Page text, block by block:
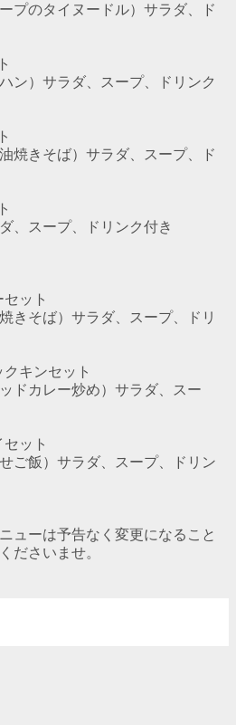
プのタイヌードル） サラダ、ド
）サラダ、スープ、ドリンク
きそば）サラダ、スープ、ド
スープ、ドリンク付き
ット
）サラダ、スープ、ドリ
キンセット
ー炒め）サラダ、スー
ット
サラダ、スープ、ドリン
ューは予告なく変更になること
ださいませ。